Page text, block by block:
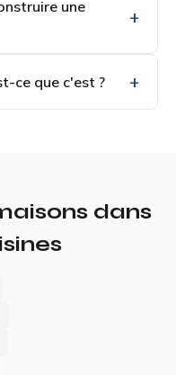
une
ce que c'est ?
dans